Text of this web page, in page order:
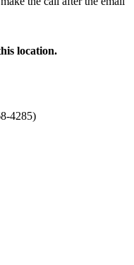
location.
4285)